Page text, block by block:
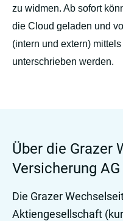
zu widmen. Ab sofort
die Cloud geladen und
(intern und extern)
unterschrieben werden.
Über die Grazer
Versicherung AG
Die Grazer
Aktiengesellschaft